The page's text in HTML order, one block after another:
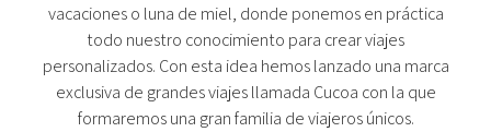
vacaciones o luna de miel, donde ponemos en práctica
todo nuestro conocimiento para crear viajes
personalizados. Con esta idea hemos lanzado una marca
exclusiva de grandes viajes llamada Cucoa con la que
formaremos una gran familia de viajeros únicos.